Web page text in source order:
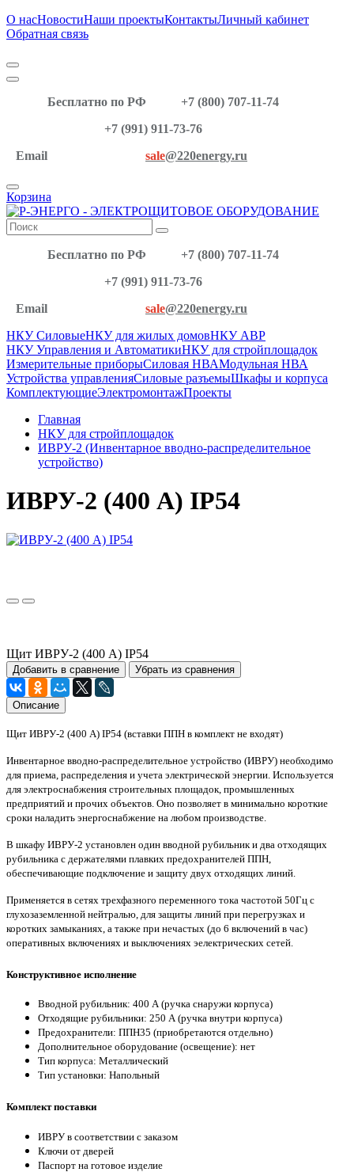
О насНовостиНаши проектыКонтактыЛичный кабинет
Обратная связь
Бесплатно по РФ
+7 (800) 707-11-74
+7 (991) 911-73-76
Email
sale@220energy.ru
Корзина
Бесплатно по РФ
+7 (800) 707-11-74
+7 (991) 911-73-76
Email
sale@220energy.ru
НКУ СиловыеНКУ для жилых домовНКУ АВР
НКУ Управления и АвтоматикиНКУ для стройплощадок
Измерительные приборыСиловая НВАМодульная НВА
Устройства управленияСиловые разъемыШкафы и корпуса
КомплектующиеЭлектромонтажПроекты
Главная
НКУ для стройплощадок
ИВРУ-2 (Инвентарное вводно-распределительное
устройство)
ИВРУ-2 (400 А) IP54
Щит ИВРУ-2 (400 А) IP54
Добавить в сравнение Убрать из сравнения
Описание
Щит ИВРУ-2 (400 А) IP54 (вставки ППН в комплект не входят)
Инвентарное вводно-распределительное устройство (ИВРУ) необходимо
для приема, распределения и учета электрической энергии. Используется
для электроснабжения строительных площадок, промышленных
предприятий и прочих объектов. Оно позволяет в минимально короткие
сроки наладить энергоснабжение на любом производстве.
В шкафу ИВРУ-2 установлен один вводной рубильник и два отходящих
рубильника с держателями плавких предохранителей ППН,
обеспечивающие подключение и защиту двух отходящих линий.
Применяется в сетях трехфазного переменного тока частотой 50Гц с
глухозаземленной нейтралью, для защиты линий при перегрузках и
коротких замыканиях, а также при нечастых (до 6 включений в час)
оперативных включениях и выключениях эелектрических сетей.
Конструктивное исполнение
Вводной рубильник: 400 А (ручка снаружи корпуса)
Отходящие рубильники: 250 А (ручка внутри корпуса)
Предохранители: ППН35 (приобретаются отдельно)
Дополнительное оборудование (освещение): нет
Тип корпуса: Металлический
Тип установки: Напольный
Комплект поставки
ИВРУ в соответствии с заказом
Ключи от дверей
Паспорт на готовое изделие